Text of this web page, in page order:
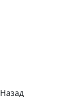
Назад